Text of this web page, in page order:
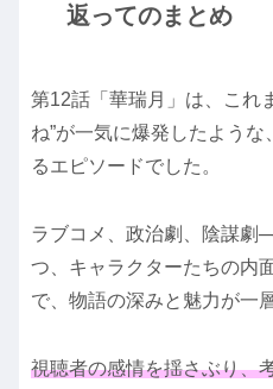
返ってのまとめ
第12話「華瑞月」は、これ
ね”が一気に爆発したような、
るエピソードでした。
ラブコメ、政治劇、陰謀劇
つ、キャラクターたちの内
で、物語の深みと魅力が一
視聴者の感情を揺さぶり、